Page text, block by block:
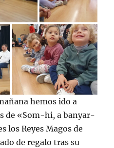
hemos ido a
de «Som-hi, a banyar-
los Reyes Magos de
de regalo tras su